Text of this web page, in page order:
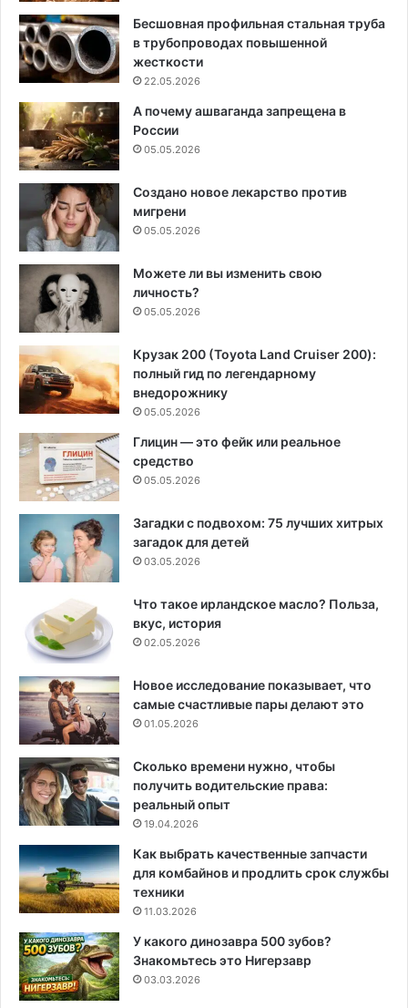
Бесшовная профильная стальная труба
в трубопроводах повышенной
жесткости
22.05.2026
А почему ашваганда запрещена в
России
05.05.2026
Создано новое лекарство против
мигрени
05.05.2026
Можете ли вы изменить свою
личность?
05.05.2026
Крузак 200 (Toyota Land Cruiser 200):
полный гид по легендарному
внедорожнику
05.05.2026
Глицин — это фейк или реальное
средство
05.05.2026
Загадки с подвохом: 75 лучших хитрых
загадок для детей
03.05.2026
Что такое ирландское масло? Польза,
вкус, история
02.05.2026
Новое исследование показывает, что
самые счастливые пары делают это
01.05.2026
Сколько времени нужно, чтобы
получить водительские права:
реальный опыт
19.04.2026
Как выбрать качественные запчасти
для комбайнов и продлить срок службы
техники
11.03.2026
У какого динозавра 500 зубов?
Знакомьтесь это Нигерзавр
03.03.2026